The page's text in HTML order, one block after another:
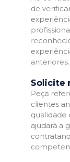
de
anteriores.
Solicite
Peça
clientes
qualidade
ajudará a